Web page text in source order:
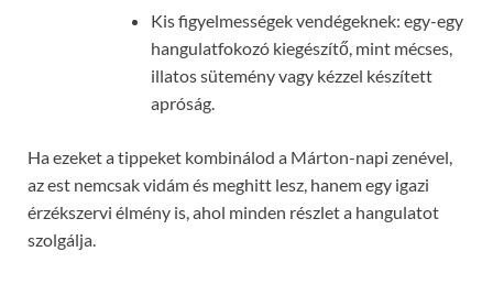
Kis figyelmességek vendégeknek: egy-egy
hangulatfokozó kiegészítő, mint mécses,
illatos sütemény vagy kézzel készített
apróság.
Ha ezeket a tippeket kombinálod a Márton-napi zenével,
az est nemcsak vidám és meghitt lesz, hanem egy igazi
érzékszervi élmény is, ahol minden részlet a hangulatot
szolgálja.